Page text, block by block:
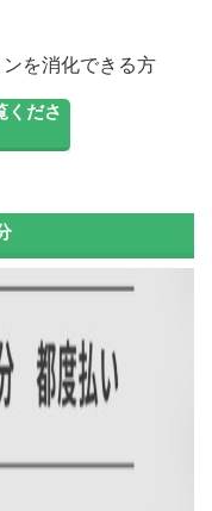
を消化できる方
くださ